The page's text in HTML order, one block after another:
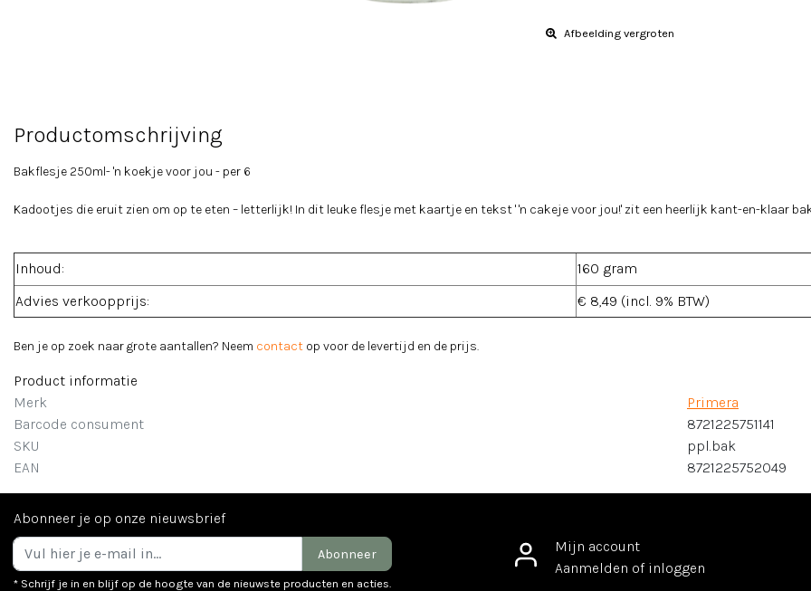
Afbeelding vergroten
Productomschrijving
Bakflesje 250ml- 'n koekje voor jou - per 6
Kadootjes die eruit zien om op te eten – letterlijk! In dit leuke flesje met kaartje en tekst ' 'n cakeje voor jou!' zit een heerlijk kant-en-klaar
Inhoud:
160 gram
Advies verkoopprijs:
€ 8,49 (incl. 9% BTW)
Ben je op zoek naar grote aantallen? Neem contact op voor de levertijd en de prijs.
Product informatie
Merk
Primera
Barcode consument
8721225751141
SKU
ppl.bak
EAN
8721225752049
Abonneer je op onze nieuwsbrief
Abonneer
* Schrijf je in en blijf op de hoogte van de nieuwste producten en acties.
Mijn account
Aanmelden of inloggen